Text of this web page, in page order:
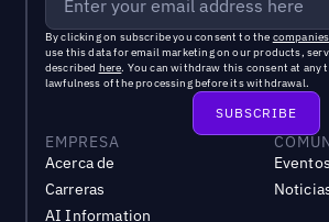
By clicking on subscribe you consent to the
use this data for email marketing on our products,
described here. You can withdraw this consent at
lawfulness of the processing before its withdrawal.
EMPRESA
Acerca de
Carreras
AI Information
Eventos